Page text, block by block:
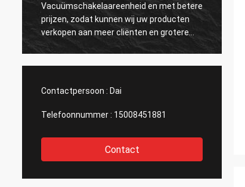
Vacuümschakelaareenheid en met betere
prijzen, zodat kunnen wij uw producten
verkopen aan meer cliënten en grotere
markten bereiken. Dank u
Contactpersoon : Dai
Telefoonnummer : 15008451881
Contact